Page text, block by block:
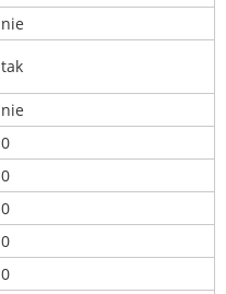
nie
tak
nie
0
0
0
0
0